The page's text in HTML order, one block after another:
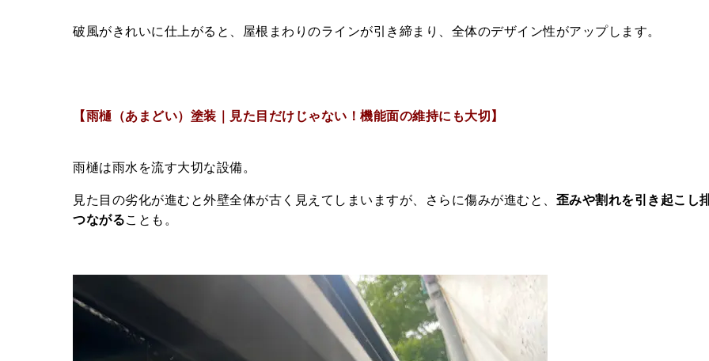
破風がきれいに仕上がると、屋根まわりのラインが引き締まり、全体のデザイン性がアップします。
【雨樋（あまどい）塗装｜見た目だけじゃない！機能面の維持にも大切】
雨樋は雨水を流す大切な設備。
見た目の劣化が進むと外壁全体が古く見えてしまいますが、さらに傷みが進むと、 歪みや割れを引き起こし
つながることも。